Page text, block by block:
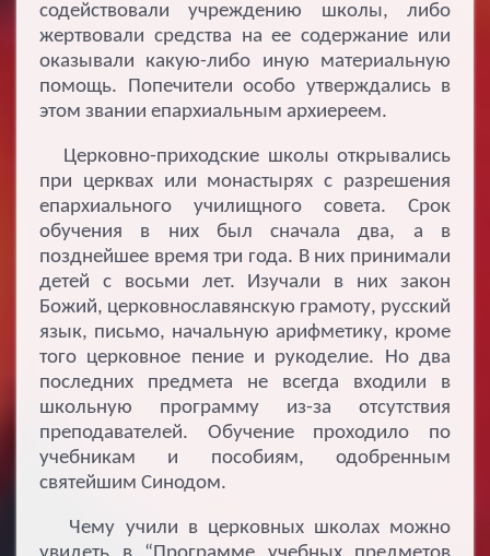
содействовали учреждению школы, либо
жертвовали средства на ее содержание или
оказывали какую-либо иную материальную
помощь. Попечители особо утверждались в
этом звании епархиальным архиереем.
Церковно-приходские школы открывались
при церквах или монастырях с разрешения
епархиального училищного совета. Срок
обучения в них был сначала два, а в
позднейшее время три года. В них принимали
детей с восьми лет. Изучали в них закон
Божий, церковнославянскую грамоту, русский
язык, письмо, начальную арифметику, кроме
того церковное пение и рукоделие. Но два
последних предмета не всегда входили в
школьную программу из-за отсутствия
преподавателей. Обучение проходило по
учебникам и пособиям, одобренным
святейшим Синодом.
Чему учили в церковных школах можно